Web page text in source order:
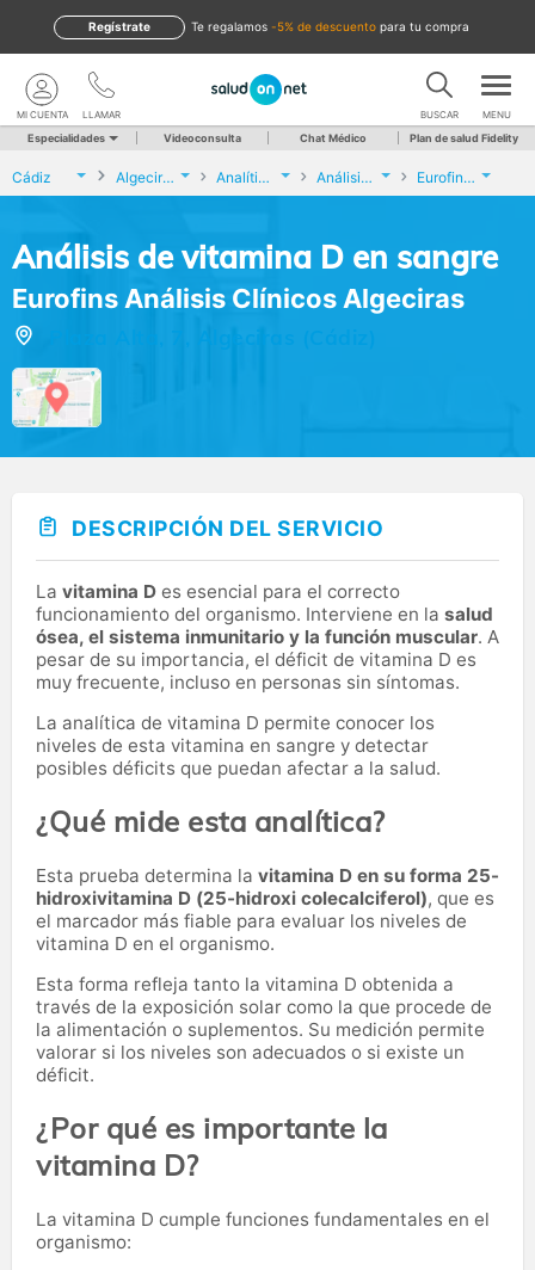
te regalamos -5% de descuento para tu compra
Regístrate
LLAMAR
MI CUENTA BUSCAR MENU
Especialidades Videoconsulta Chat Médico Plan de salud Fidelity
Cádiz Algeciras Analíticas y Genética Análisis de vitamina D en sangre Eurofins Análisis Clínicos Algeciras
Análisis de vitamina D en sangre
Eurofins Análisis Clínicos Algeciras
DESCRIPCIÓN DEL SERVICIO
La vitamina D es esencial para el correcto
funcionamiento del organismo. Interviene en la salud
ósea, el sistema inmunitario y la función muscular. A
pesar de su importancia, el déficit de vitamina D es
muy frecuente, incluso en personas sin síntomas.
La analítica de vitamina D permite conocer los
niveles de esta vitamina en sangre y detectar
posibles déficits que puedan afectar a la salud.
¿Qué mide esta analítica?
Esta prueba determina la vitamina D en su forma 25-
hidroxivitamina D (25-hidroxi colecalciferol), que es
el marcador más fiable para evaluar los niveles de
vitamina D en el organismo.
Esta forma refleja tanto la vitamina D obtenida a
través de la exposición solar como la que procede de
la alimentación o suplementos. Su medición permite
valorar si los niveles son adecuados o si existe un
déficit.
¿Por qué es importante la
vitamina D?
La vitamina D cumple funciones fundamentales en el
organismo: